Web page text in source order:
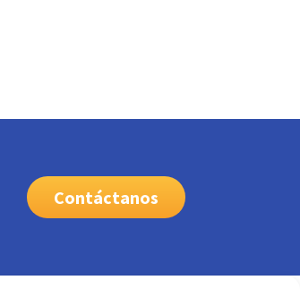
Contáctanos